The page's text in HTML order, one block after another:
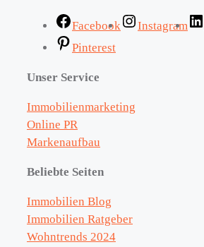
Facebook Instagram
Pinterest
Unser Service
Immobilienmarketing
Online PR
Markenaufbau
Beliebte Seiten
Immobilien Blog
Immobilien Ratgeber
Wohntrends 2024